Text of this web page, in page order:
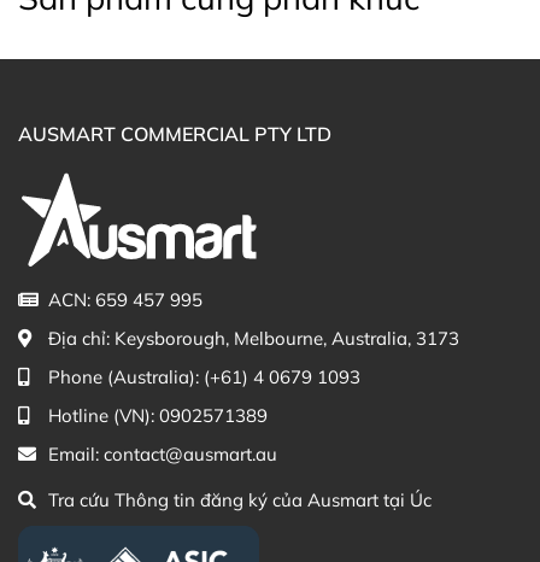
(Australia)
phẩm Lily Huỳnh
AUSMART COMMERCIAL PTY LTD
ACN: 659 457 995
Địa chỉ: Keysborough, Melbourne, Australia, 3173
Phone (Australia): (+61) 4 0679 1093
Hotline (VN): 0902571389
Email: contact@ausmart.au
Tra cứu Thông tin đăng ký của Ausmart tại Úc